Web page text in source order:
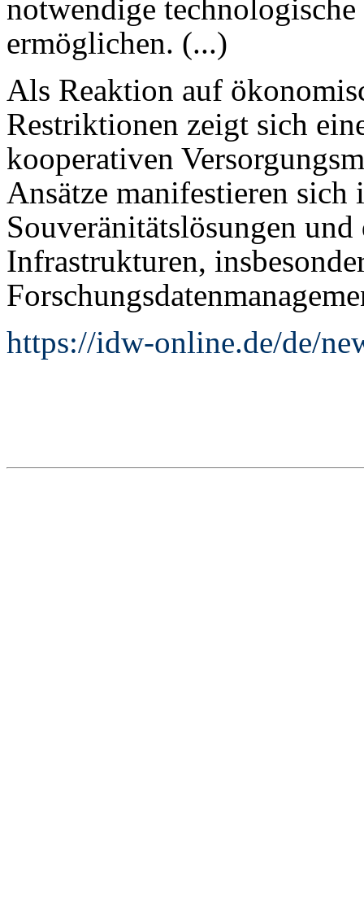
notwendige
ermöglichen. (...)
Als Reaktion auf
Restriktionen zeigt sich
kooperativen
Ansätze manifestieren sich
Souveränitätslösungen
Infrastrukturen,
https://idw-online.de/de/